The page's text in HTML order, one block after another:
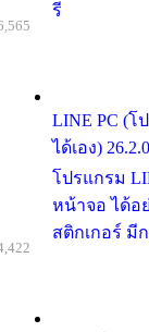
รี
LINE PC (
ได้เอง) 26.2.0
โปรแกรม
หน้าจอ ได้อ
สติกเกอร์ มี